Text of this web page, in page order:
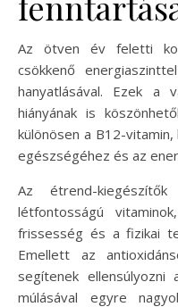
Az ötven év feletti
csökkenő
hanyatlásával. Ezek a
hiányának is
különösen a B12-
egészségéhez és az
Az étrend-
létfontosságú
frissesség és a fizikai
Emellett az
segítenek
múlásával egyre